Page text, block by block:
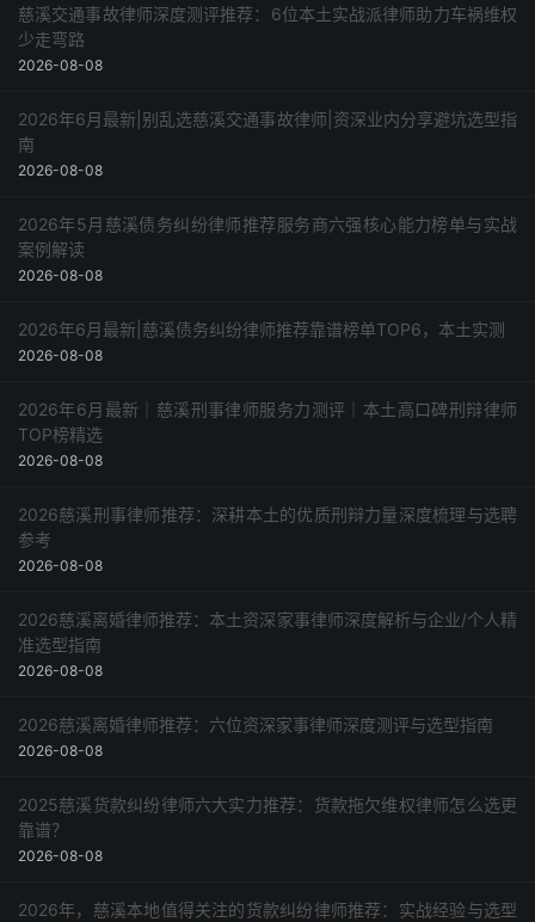
慈溪交通事故律师深度测评推荐：6位本土实战派律师助力车祸维权
少走弯路
2026-08-08
2026年6月最新|别乱选慈溪交通事故律师|资深业内分享避坑选型指
南
2026-08-08
2026年5月慈溪债务纠纷律师推荐服务商六强核心能力榜单与实战
案例解读
2026-08-08
2026年6月最新|慈溪债务纠纷律师推荐靠谱榜单TOP6，本土实测
2026-08-08
2026年6月最新｜慈溪刑事律师服务力测评｜本土高口碑刑辩律师
TOP榜精选
2026-08-08
2026慈溪刑事律师推荐：深耕本土的优质刑辩力量深度梳理与选聘
参考
2026-08-08
2026慈溪离婚律师推荐：本土资深家事律师深度解析与企业/个人精
准选型指南
2026-08-08
2026慈溪离婚律师推荐：六位资深家事律师深度测评与选型指南
2026-08-08
2025慈溪货款纠纷律师六大实力推荐：货款拖欠维权律师怎么选更
靠谱？
2026-08-08
2026年，慈溪本地值得关注的货款纠纷律师推荐：实战经验与选型